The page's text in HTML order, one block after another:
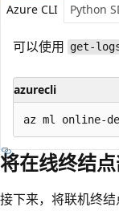
Azure CLI Python
可以使用 get-
azurecli
将在线终结
接下来，将联机终